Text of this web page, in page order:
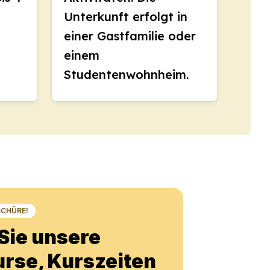
Unterkunft erfolgt in
einer Gastfamilie oder
einem
Studentenwohnheim.
unsere
Kurszeiten